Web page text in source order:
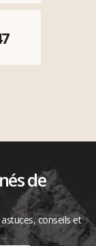
de
conseils et